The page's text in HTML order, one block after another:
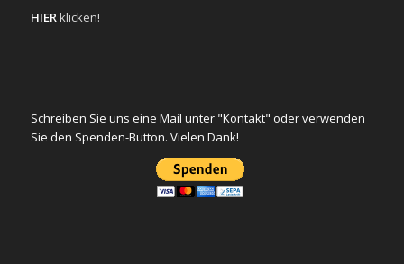
HIER klicken!
Schreiben Sie uns eine Mail unter "Kontakt" oder verwenden
Sie den Spenden-Button. Vielen Dank!